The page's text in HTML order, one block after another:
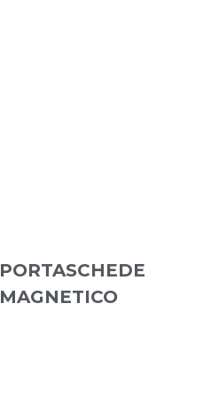
PORTASCHEDE
MAGNETICO